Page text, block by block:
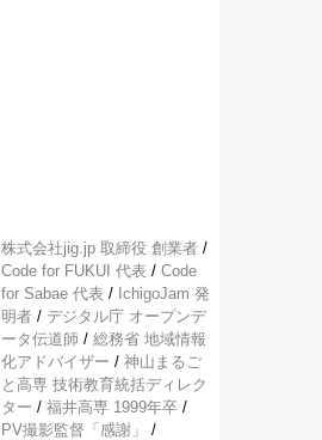
株式会社jig.jp 取締役 創業者 /
Code for FUKUI 代表 / Code
for Sabae 代表 / IchigoJam 発
明者 / デジタル庁 オープンデ
ータ伝道師 / 総務省 地域情報
化アドバイザー / 神山まるご
と高専 技術教育統括ディレク
ター / 福井高専 1999年卒 /
PV撮影監督「感謝」
/